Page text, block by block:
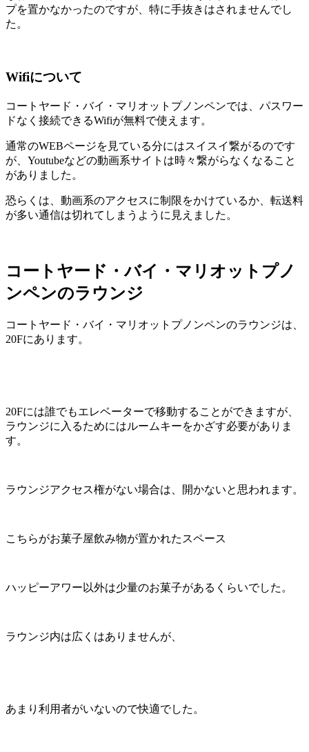
プを置かなかったのですが、特に手抜きはされませんでし
た。
Wifiについて
コートヤード・バイ・マリオットプノンペンでは、パスワー
ドなく接続できるWifiが無料で使えます。
通常のWEBページを見ている分にはスイスイ繋がるのです
が、Youtubeなどの動画系サイトは時々繋がらなくなること
がありました。
恐らくは、動画系のアクセスに制限をかけているか、転送料
が多い通信は切れてしまうように見えました。
コートヤード・バイ・マリオットプノ
ンペンのラウンジ
コートヤード・バイ・マリオットプノンペンのラウンジは、
20Fにあります。
20Fには誰でもエレベーターで移動することができますが、
ラウンジに入るためにはルームキーをかざす必要がありま
す。
ラウンジアクセス権がない場合は、開かないと思われます。
こちらがお菓子屋飲み物が置かれたスペース
ハッピーアワー以外は少量のお菓子があるくらいでした。
ラウンジ内は広くはありませんが、
あまり利用者がいないので快適でした。